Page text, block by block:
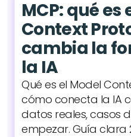
MCP: qué es
Context
cambia la
la IA
Qué es el Model
cómo conecta la IA
datos reales, casos
empezar. Guía clara